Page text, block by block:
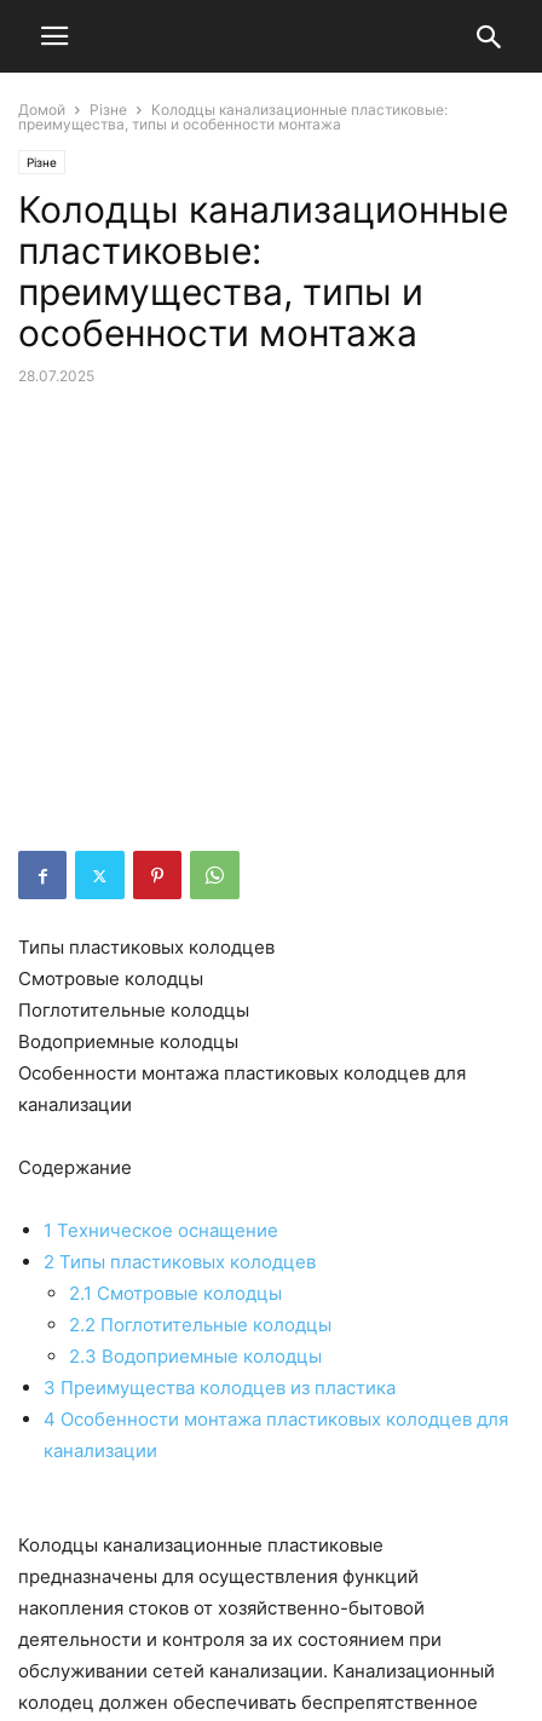
Домой Різне
Колодцы канализационные пластиковые:
преимущества, типы и особенности монтажа
Різне
Колодцы канализационные
пластиковые:
преимущества, типы и
особенности монтажа
28.07.2025
Типы пластиковых колодцев
Смотровые колодцы
Поглотительные колодцы
Водоприемные колодцы
Особенности монтажа пластиковых колодцев для
канализации
Содержание
1 Техническое оснащение
2 Типы пластиковых колодцев
2.1 Смотровые колодцы
2.2 Поглотительные колодцы
2.3 Водоприемные колодцы
3 Преимущества колодцев из пластика
4 Особенности монтажа пластиковых колодцев для
канализации
Колодцы канализационные пластиковые
предназначены для осуществления функций
накопления стоков от хозяйственно-бытовой
деятельности и контроля за их состоянием при
обслуживании сетей канализации. Канализационный
колодец должен обеспечивать беспрепятственное